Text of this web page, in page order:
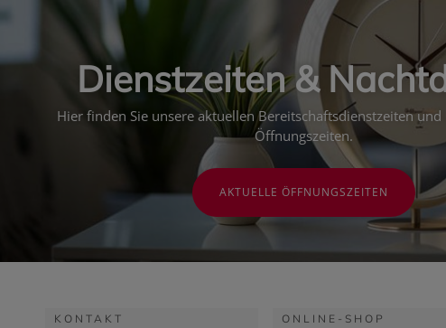
Dienstzeiten &
Hier finden Sie unsere aktuellen Bereitschaftsdienstzeiten
Öffnungszeiten.
AKTUELLE ÖFFNUNGSZEITEN
KONTAKT ONLINE-SHOP